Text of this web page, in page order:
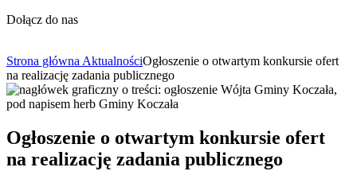
Dołącz do nas
Strona główna AktualnościOgłoszenie o otwartym konkursie ofert
na realizację zadania publicznego
Ogłoszenie o otwartym konkursie ofert
na realizację zadania publicznego